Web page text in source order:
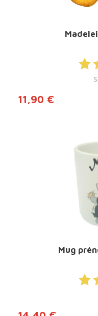
11,90 €
Mug